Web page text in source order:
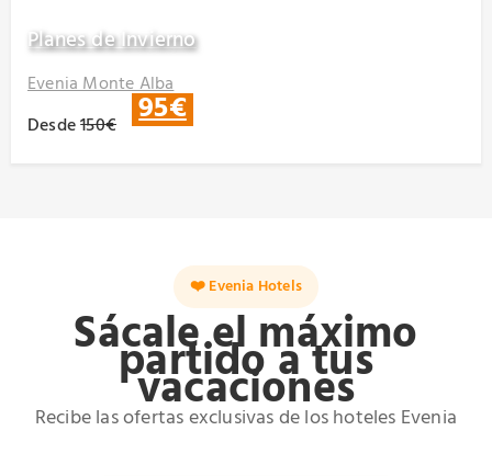
Planes de Invierno
Evenia Monte Alba
Desde150€ 95€
❤️ Evenia Hotels
Sácale el máximo
partido a tus
vacaciones
Recibe las ofertas exclusivas de los hoteles Evenia